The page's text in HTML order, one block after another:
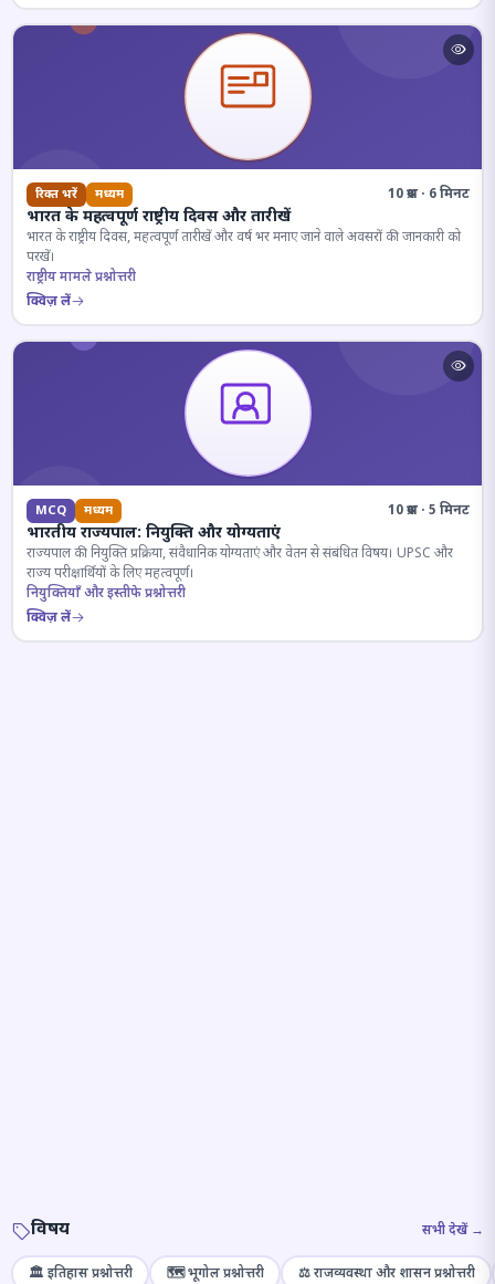
रिक्त भरें मध्यम 10 प्रश्न · 6 मिनट
भारत के महत्वपूर्ण राष्ट्रीय दिवस और तारीखें
भारत के राष्ट्रीय दिवस, महत्वपूर्ण तारीखें और वर्ष भर मनाए जाने वाले अवसरों की जानकारी को
परखें।
राष्ट्रीय मामले प्रश्नोत्तरी
क्विज़ लें
MCQ मध्यम 10 प्रश्न · 5 मिनट
भारतीय राज्यपाल: नियुक्ति और योग्यताएं
राज्यपाल की नियुक्ति प्रक्रिया, संवैधानिक योग्यताएं और वेतन से संबंधित विषय। UPSC और
राज्य परीक्षार्थियों के लिए महत्वपूर्ण।
नियुक्तियाँ और इस्तीफे प्रश्नोत्तरी
क्विज़ लें
विषय सभी देखें →
🏛️ इतिहास प्रश्नोत्तरी 🗺️ भूगोल प्रश्नोत्तरी ⚖️ राजव्यवस्था और शासन प्रश्नोत्तरी